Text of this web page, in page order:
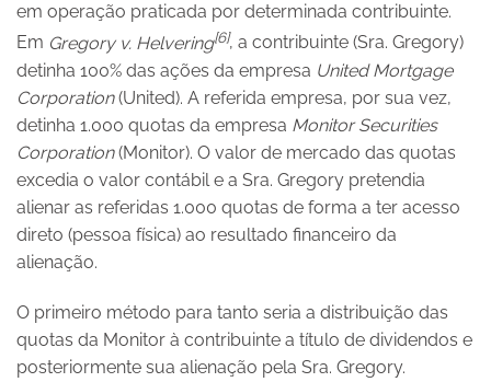
em operação praticada por determinada contribuinte.
Em Gregory v. Helvering[6], a contribuinte (Sra. Gregory)
detinha 100% das ações da empresa United Mortgage
Corporation(United). A referida empresa, por sua vez,
detinha 1.000 quotas da empresa Monitor Securities
Corporation(Monitor). O valor de mercado das quotas
excedia o valor contábil e a Sra. Gregory pretendia
alienar as referidas 1.000 quotas de forma a ter acesso
direto (pessoa física) ao resultado financeiro da
alienação.
O primeiro método para tanto seria a distribuição das
quotas da Monitor à contribuinte a título de dividendos e
posteriormente sua alienação pela Sra. Gregory.